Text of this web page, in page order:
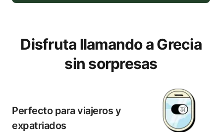
Disfruta llamando a Grecia
sin sorpresas
Perfecto para viajeros y
expatriados